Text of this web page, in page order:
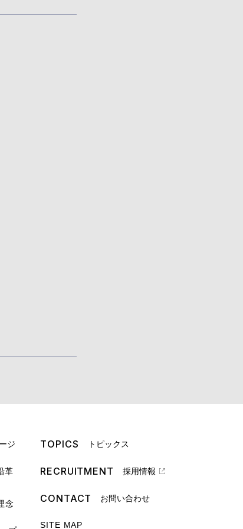
ジ
革
念
TOPICS トピックス
RECRUITMENT 採用情報
CONTACT お問い合わせ
SITE MAP